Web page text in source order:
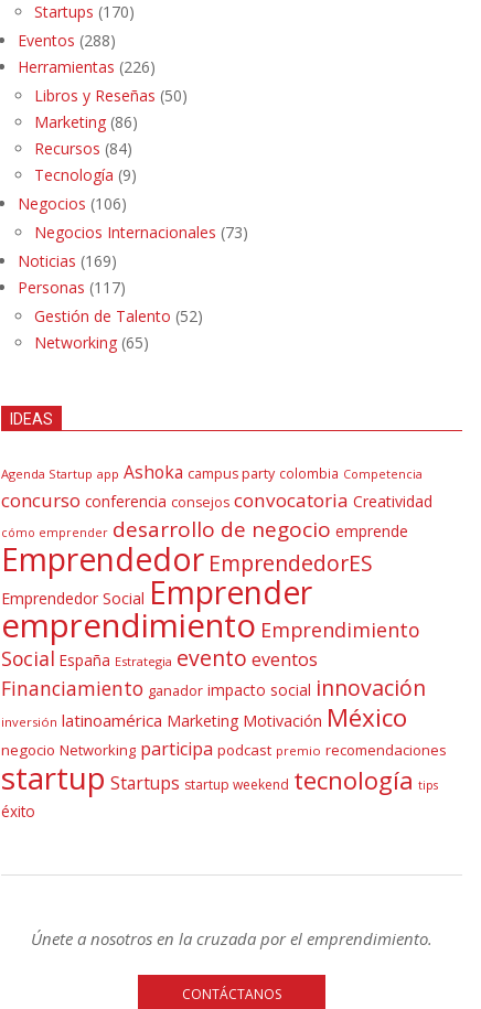
Startups (170)
Eventos (288)
Herramientas (226)
Libros y Reseñas (50)
Marketing (86)
Recursos (84)
Tecnología (9)
Negocios (106)
Negocios Internacionales (73)
Noticias (169)
Personas (117)
Gestión de Talento (52)
Networking (65)
IDEAS
Agenda Startup app Ashoka campus party colombia Competencia
concurso conferencia consejos convocatoria Creatividad
cómo emprender desarrollo de negocio emprende
Emprendedor EmprendedorES
Emprendedor Social Emprender
emprendimiento Emprendimiento
Social España Estrategia evento eventos
Financiamiento ganador impacto social innovación
inversión latinoamérica Marketing Motivación México
negocio Networking participa podcast premio recomendaciones
startup Startups startup weekend tecnología tips
éxito
Únete a nosotros en la cruzada por el emprendimiento.
CONTÁCTANOS